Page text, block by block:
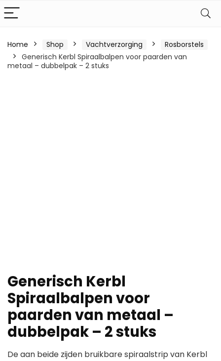
Home Shop Vachtverzorging
Rosborstels
Generisch Kerbl Spiraalbalpen voor paarden van
metaal – dubbelpak – 2 stuks
Generisch Kerbl
Spiraalbalpen voor
paarden van metaal –
dubbelpak – 2 stuks
De aan beide zijden bruikbare spiraalstrip van Kerbl